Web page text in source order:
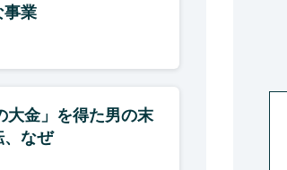
事業
大金」を得た男の末
なぜ